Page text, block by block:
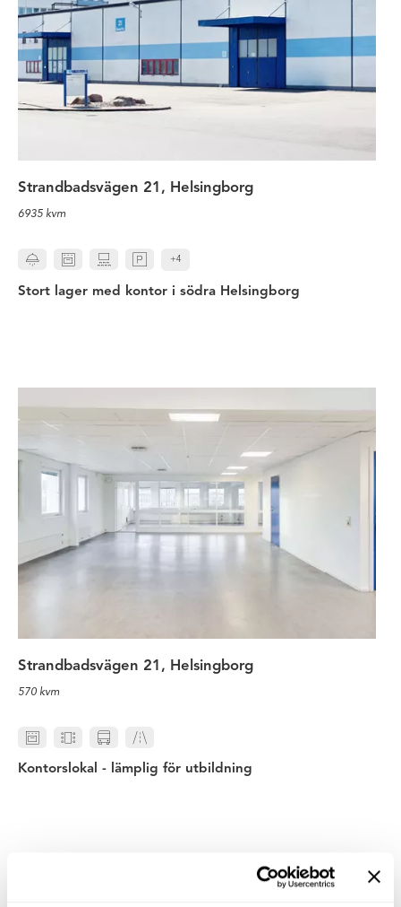
Strandbadsvägen 21, Helsingborg
6935 kvm
+4
Stort lager med kontor i södra Helsingborg
Strandbadsvägen 21, Helsingborg
570 kvm
Kontorslokal - lämplig för utbildning
Kontorslokal i Hamn-City